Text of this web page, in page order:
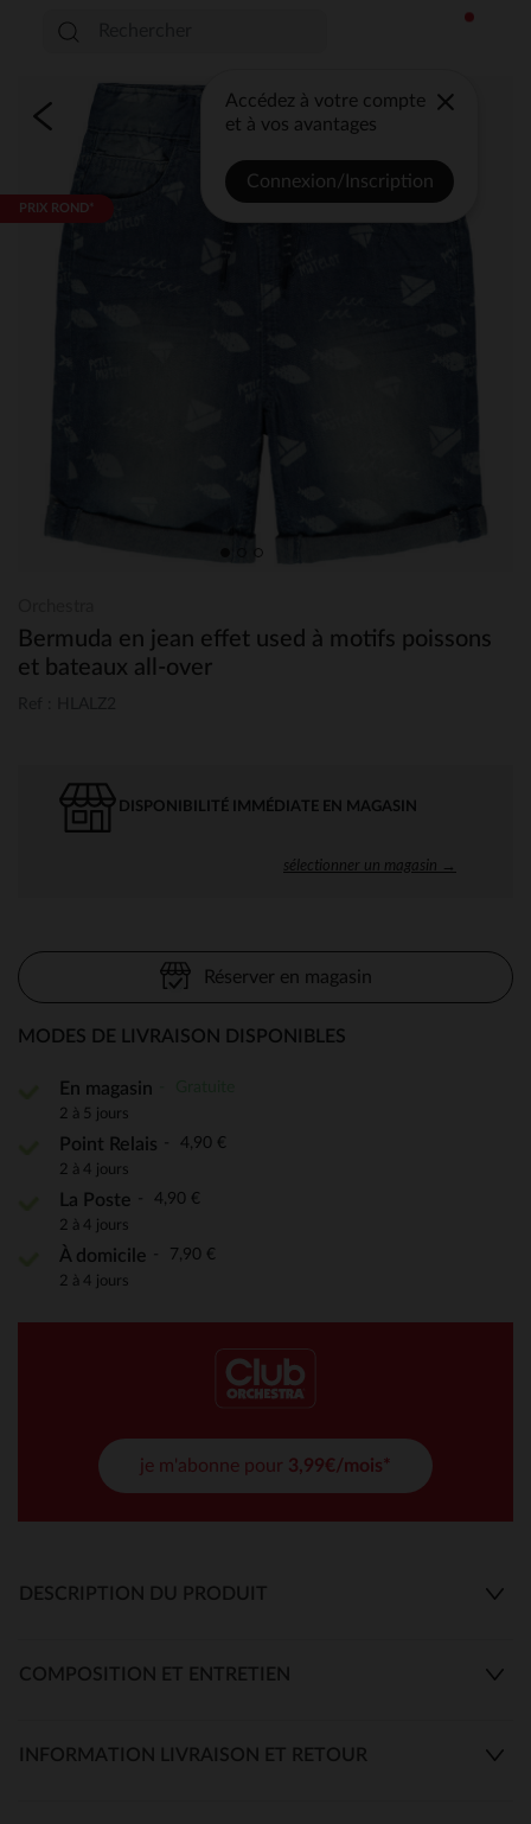
Accédez à votre compte
et à vos avantages
Connexion/Inscription
PRIX ROND*
Bermuda en jean effet used à motifs poissons
et bateaux all-over
DISPONIBILITÉ IMMÉDIATE EN MAGASIN
sélectionner un magasin →
Réserver en magasin
MODES DE LIVRAISON DISPONIBLES
En magasin
2 à 5 jours
Point Relais 4,90 €
2 à 4 jours
La Poste 4,90 €
2 à 4 jours
À domicile 7,90 €
2 à 4 jours
je m'abonne pour 3,99€/mois*
DESCRIPTION DU PRODUIT
COMPOSITION ET ENTRETIEN
INFORMATION LIVRAISON ET RETOUR